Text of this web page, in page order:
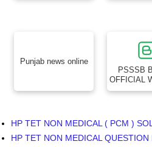
Punjab news online
PSSSB
OFFICIAL
HP TET NON MEDICAL ( PCM )
HP TET NON MEDICAL QUESTION